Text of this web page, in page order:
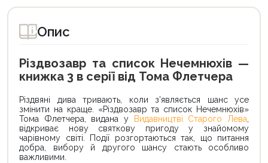
Опис
Різдвозавр та список Нечемнюхів —
книжка 3 в серії від Тома Флетчера
Різдвяні дива тривають, коли з’являється шанс усе
змінити на краще. «Різдвозавр та список Нечемнюхів»
Тома Флетчера, видана у
Видавництві Старого Лева
відкриває нову святкову пригоду у знайомому
чарівному світі. Події розгортаються так, що питання
добра, вибору й другого шансу стають особливо
важливими.